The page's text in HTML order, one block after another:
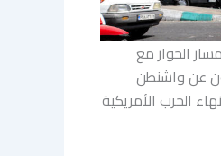
الحوار مع
عن واشنطن
الحرب الأمريكية